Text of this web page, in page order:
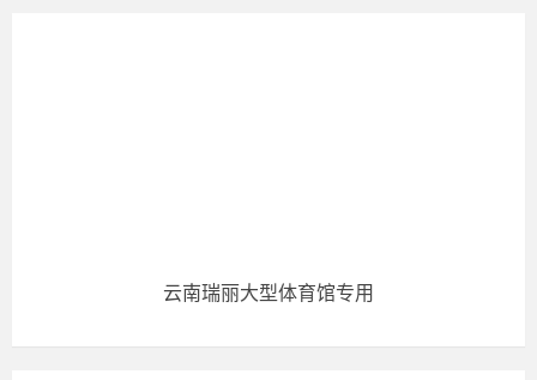
云南瑞丽大型体育馆专用